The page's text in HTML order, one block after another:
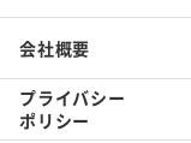
会社概要
プライバシー
ポリシー